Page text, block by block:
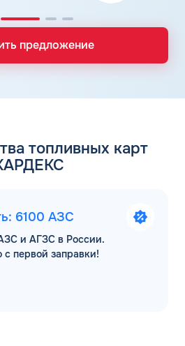
предложение
топливных карт
6100 АЗС
и АГЗС в России.
с первой заправки!